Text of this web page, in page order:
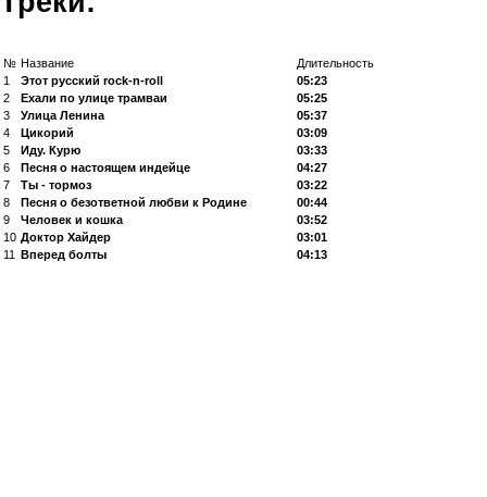
№ Название
Длительность
1
Этот русский rock-n-roll
05:23
2
Ехали по улице трамваи
05:25
3
Улица Ленина
05:37
4
Цикорий
03:09
5
Иду. Курю
03:33
6
Песня о настоящем индейце
04:27
7
Ты - тормоз
03:22
8
Песня о безответной любви к Родине
00:44
9
Человек и кошка
03:52
10 Доктор Хайдер
03:01
11 Вперед болты 04:13